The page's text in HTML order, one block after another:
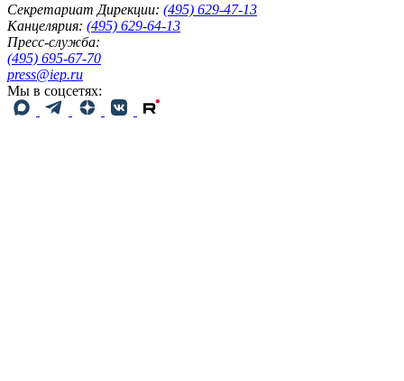
Секретариат Дирекции: (495) 629-47-13
Канцелярия: (495) 629-64-13
Пресс-служба:
(495) 695-67-70
press@iep.ru
Мы в соцсетях: